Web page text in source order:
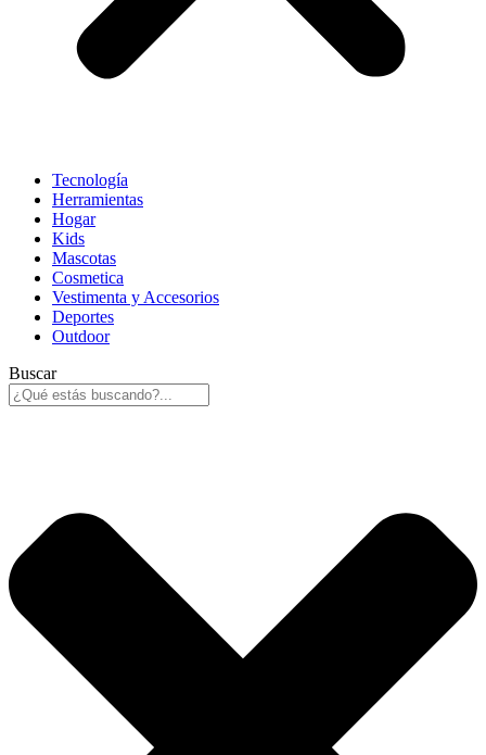
Tecnología
Herramientas
Hogar
Kids
Mascotas
Cosmetica
Vestimenta y Accesorios
Deportes
Outdoor
Buscar